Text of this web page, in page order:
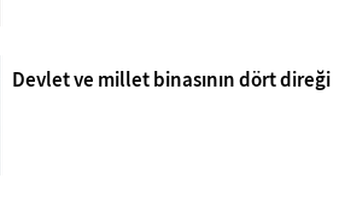
Devlet ve millet binasının dört direği